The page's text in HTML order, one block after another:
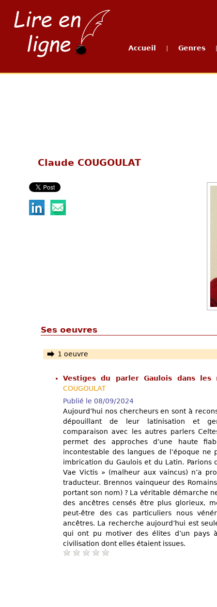
Accueil Genres
Claude COUGOULAT
Ses oeuvres
1 oeuvre
Vestiges du parler Gaulois dans
COUGOULAT
Publié le 08/09/2024
Aujourd’hui nos chercheurs en sont à
dépouillant de leur latinisation et
comparaison avec les autres parlers
permet des approches d’une haute
incontestable des langues de l’époque
imbrication du Gaulois et du Latin. Parions
Vae Victis » (malheur aux vaincus) n’a
traducteur. Brennos vainqueur des
portant son nom) ? La véritable démarche
des ancêtres censés être plus glorieux,
peut-être des cas particuliers nous
ancêtres. La recherche aujourd’hui est
qui ont pu motiver des élites d’un pays
civilisation dont elles étaient issues.